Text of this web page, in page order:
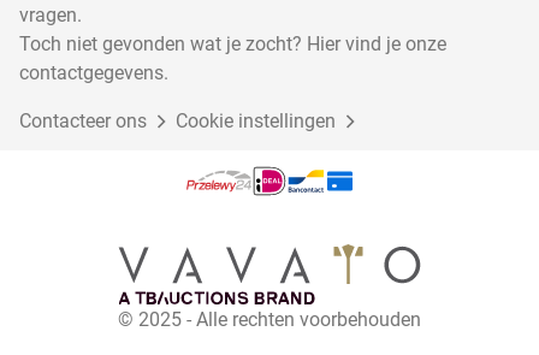
Luchtbehandelingssystemen
Incubators Zuiveringsapparatuur
Opslagtanks Overig farmaceutische,...
vragen.
Toch niet gevonden wat je zocht? Hier vind je onze
contactgegevens.
Contacteer ons Cookie instellingen
© 2025 - Alle rechten voorbehouden